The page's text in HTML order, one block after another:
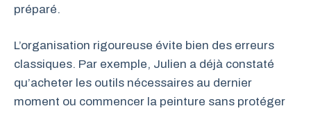
préparé.
L’organisation rigoureuse évite bien des erreurs
classiques. Par exemple, Julien a déjà constaté
qu’acheter les outils nécessaires au dernier
moment ou commencer la peinture sans protéger